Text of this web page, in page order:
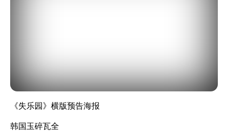
《失乐园》 横版预告海报
韩国玉碎瓦全